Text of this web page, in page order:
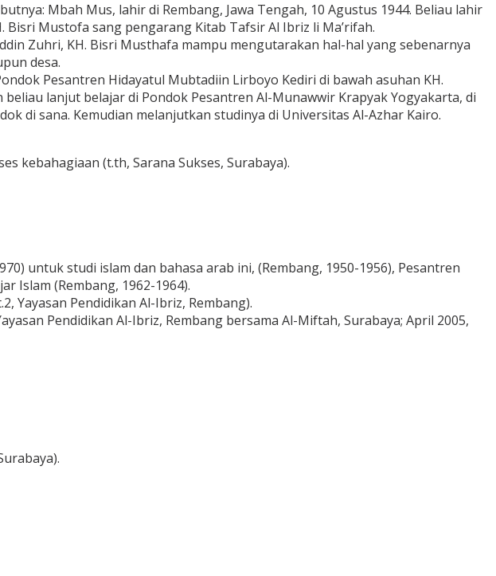
Mbah Mus, lahir di Rembang, Jawa Tengah, 10 Agustus 1944. Beliau lahir
Mustofa sang pengarang Kitab Tafsir Al Ibriz li Ma’rifah.
Zuhri, KH. Bisri Musthafa mampu mengutarakan hal-hal yang sebenarnya
desa.
Pesantren Hidayatul Mubtadiin Lirboyo Kediri di bawah asuhan KH.
lanjut belajar di Pondok Pesantren Al-Munawwir Krapyak Yogyakarta, di
di sana. Kemudian melanjutkan studinya di Universitas Al-Azhar Kairo.
kebahagiaan (t.th, Sarana Sukses, Surabaya).
untuk studi islam dan bahasa arab ini, (Rembang, 1950-1956), Pesantren
Islam (Rembang, 1962-1964).
Yayasan Pendidikan Al-Ibriz, Rembang).
Pendidikan Al-Ibriz, Rembang bersama Al-Miftah, Surabaya; April 2005,